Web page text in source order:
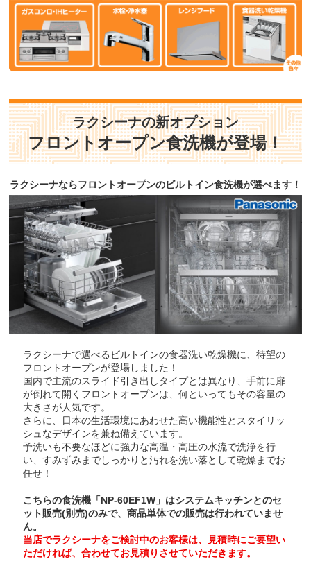
ラクシーナの新オプション
フロントオープン食洗機が登場！
ラクシーナならフロントオープンのビルトイン食洗機が選べます！
ラクシーナで選べるビルトインの食器洗い乾燥機に、待望の
フロントオープンが登場しました！
国内で主流のスライド引き出しタイプとは異なり、手前に扉
が倒れて開くフロントオープンは、何といってもその容量の
大きさが人気です。
さらに、日本の生活環境にあわせた高い機能性とスタイリッ
シュなデザインを兼ね備えています。
予洗いも不要なほどに強力な高温・高圧の水流で洗浄を行
い、すみずみまでしっかりと汚れを洗い落として乾燥までお
任せ！
こちらの食洗機「NP-60EF1W」はシステムキッチンとのセ
ット販売(別売)のみで、商品単体での販売は行われていませ
ん。
当店でラクシーナをご検討中のお客様は、見積時にご要望い
ただければ、合わせてお見積りさせていただきます。